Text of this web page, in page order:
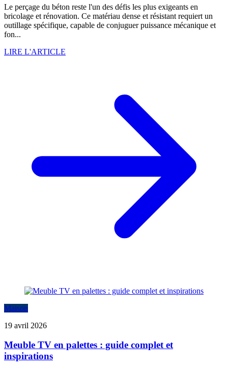
Le perçage du béton reste l'un des défis les plus exigeants en
bricolage et rénovation. Ce matériau dense et résistant requiert un
outillage spécifique, capable de conjuguer puissance mécanique et
fon...
LIRE L'ARTICLE
Maison
19 avril 2026
Meuble TV en palettes : guide complet et
inspirations